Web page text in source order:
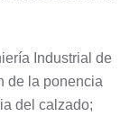
Industrial de
de la ponencia
del calzado;